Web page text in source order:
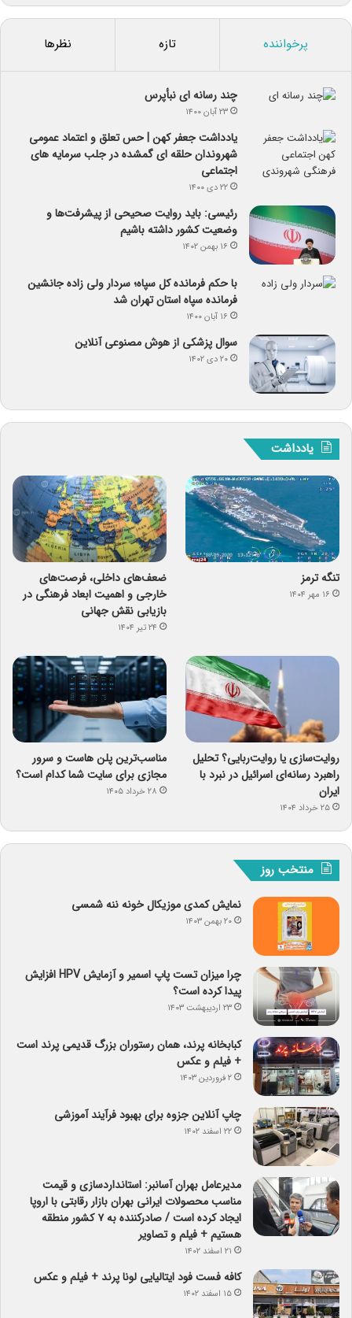
پرخواننده تازه نظرها
چند رسانه ای نبأپرس
۲۳ آبان ۱۴۰۰
یادداشت جعفر کهن | حس تعلق و اعتماد عمومی
شهروندان حلقه ای گمشده در جلب سرمایه های
اجتماعی
۲۲ دی ۱۴۰۰
رئیسی: باید روایت صحیحی از پیشرفت‌ها و
وضعیت کشور داشته باشیم
۱۶ بهمن ۱۴۰۲
با حکم فرمانده کل سپاه؛ سردار ولی زاده جانشین
فرمانده سپاه استان تهران شد
۱۶ آبان ۱۴۰۰
سوال پزشکی از هوش مصنوعی آنلاین
۲۰ دی ۱۴۰۲
یادداشت
تنگه ترمز
۱۶ مهر ۱۴۰۴
ضعف‌های داخلی، فرصت‌های
خارجی و اهمیت ابعاد فرهنگی در
بازیابی نقش جهانی
۲۴ تیر ۱۴۰۴
روایت‌سازی یا روایت‌ربایی؟ تحلیل
راهبرد رسانه‌ای اسرائیل در نبرد با
ایران
۲۵ خرداد ۱۴۰۴
مناسب‌ترین پلن هاست و سرور
مجازی برای سایت شما کدام است؟
۲۸ خرداد ۱۴۰۵
منتخب روز
نمایش کمدی موزیکال خونه ننه شمسی
۲۰ بهمن ۱۴۰۳
چرا میزان تست پاپ اسمیر و آزمایش HPV افزایش
پیدا کرده است؟
۲۳ اردیبهشت ۱۴۰۳
کبابخانه پرند، همان رستوران بزرگ قدیمی پرند است
+ فیلم و عکس
۲ فروردین ۱۴۰۳
چاپ آنلاین جزوه برای بهبود فرآیند آموزشی
۲۲ اسفند ۱۴۰۲
مدیرعامل بهران آسانبر: استانداردسازی و قیمت
مناسب محصولات ایرانی بهران بازار رقابتی با اروپا
ایجاد کرده است / صادرکننده به ۷ کشور منطقه
هستیم + فیلم و تصاویر
۲۱ اسفند ۱۴۰۲
کافه فست فود ایتالیایی لونا پرند + فیلم و عکس
۱۵ اسفند ۱۴۰۲